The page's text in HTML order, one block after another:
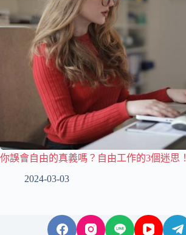
你誤會自由的真義嗎？自由工作的3個迷思！
2024-03-03